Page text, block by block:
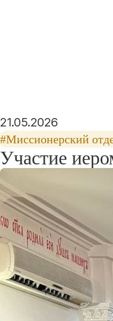
21.05.2026
#Миссионерский
Участие